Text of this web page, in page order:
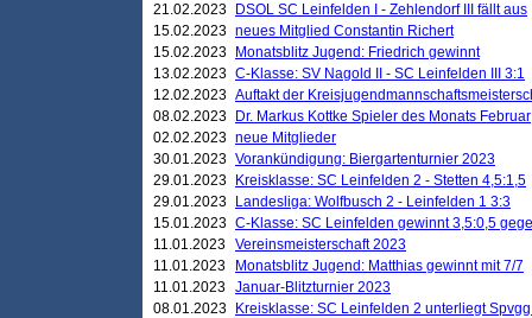
21.02.2023
DSOL SC Leinfelden I - Zehlendorf III fällt aus
15.02.2023 neues Mitglied Constantin Richert
15.02.2023
Monatsblitz Jugend: Friedrich gewinnt
13.02.2023 C-Klasse: SV Nagold II - SC Leinfelden III 3:1
12.02.2023 Auftakt der
08.02.2023
Dr. Markus Kottke Spieler des Monats Februar
02.02.2023 neue Mitglieder
30.01.2023 Vorankündigung: Biergartenturnier 2023
29.01.2023
Kreisklasse: SC Leinfelden 2 - Stetten 4,5:1,5
29.01.2023
Landesliga: Wolfbusch 2 - Leinfelden 1 3:3
15.01.2023 C-Klasse: SC Leinfelden gewinnt 3,5:0,5
11.01.2023 Vereinsmeisterschaft 2023
11.01.2023
Monatsblitz Jugend: Matthias gewinnt mit 7/7
11.01.2023 Januar-Blitzturnier 2023
08.01.2023
Kreisklasse: SC Leinfelden 2 unterliegt